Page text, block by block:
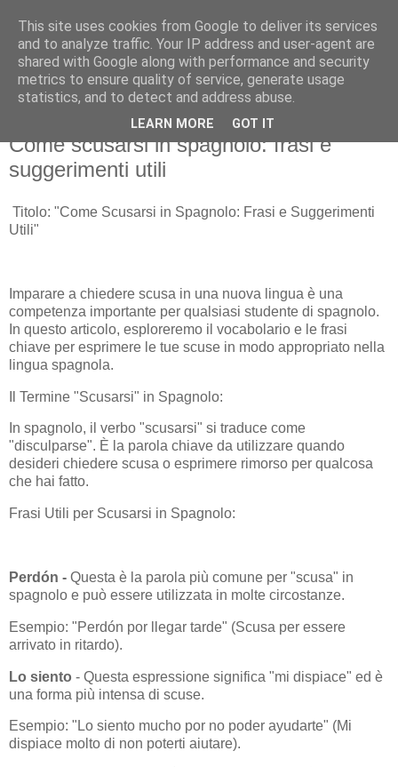
venerdì 20 ottobre 2023
Come scusarsi in spagnolo: frasi e
suggerimenti utili
Titolo: "Come Scusarsi in Spagnolo: Frasi e Suggerimenti
Utili"
Imparare a chiedere scusa in una nuova lingua è una
competenza importante per qualsiasi studente di spagnolo.
In questo articolo, esploreremo il vocabolario e le frasi
chiave per esprimere le tue scuse in modo appropriato nella
lingua spagnola.
Il Termine "Scusarsi" in Spagnolo:
In spagnolo, il verbo "scusarsi" si traduce come
"disculparse". È la parola chiave da utilizzare quando
desideri chiedere scusa o esprimere rimorso per qualcosa
che hai fatto.
Frasi Utili per Scusarsi in Spagnolo:
Perdón - Questa è la parola più comune per "scusa" in
spagnolo e può essere utilizzata in molte circostanze.
Esempio: "Perdón por llegar tarde" (Scusa per essere
arrivato in ritardo).
Lo siento - Questa espressione significa "mi dispiace" ed è
una forma più intensa di scuse.
Esempio: "Lo siento mucho por no poder ayudarte" (Mi
dispiace molto di non poterti aiutare).
This site uses cookies from Google to deliver its services
and to analyze traffic. Your IP address and user-agent are
shared with Google along with performance and security
metrics to ensure quality of service, generate usage
statistics, and to detect and address abuse.
LEARN MORE GOT IT